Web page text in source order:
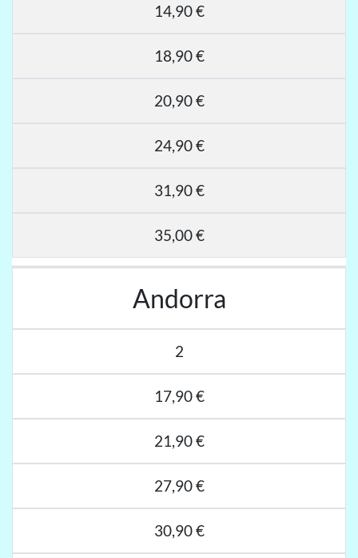
14,90 €
18,90 €
20,90 €
24,90 €
31,90 €
35,00 €
Andorra
2
17,90 €
21,90 €
27,90 €
30,90 €